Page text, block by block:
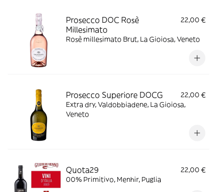
Prosecco DOC Rosè
Millesimato
22,00 €
Rosè millesimato Brut, La Gioiosa, Veneto
Prosecco Superiore DOCG
22,00 €
Extra dry, Valdobbiadene, La Gioiosa,
Veneto
Quota29
22,00 €
00% Primitivo, Menhir, Puglia